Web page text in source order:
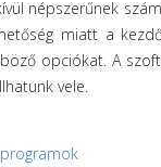
népszerűnek
miatt a
opciókat. A
vele.